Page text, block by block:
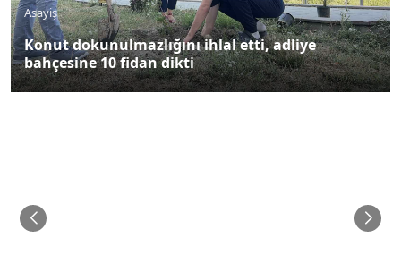
Asayiş
Konut dokunulmazlığını ihlal etti, adliye
bahçesine 10 fidan dikti